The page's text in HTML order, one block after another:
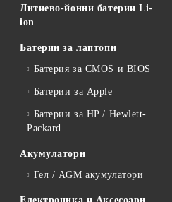
Литиево-йонни батерии Li-
ion
Батерии за лаптопи
Батерия за CMOS и BIOS
Батерии за Apple
Батерии за HP / Hewlett-
Packard
Акумулатори
Гел / AGM акумулатори